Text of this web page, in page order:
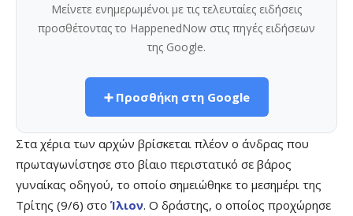
Μείνετε ενημερωμένοι με τις τελευταίες ειδήσεις
προσθέτοντας το HappenedNow στις πηγές ειδήσεων
της Google.
➕ Προσθήκη στη Google
Στα χέρια των αρχών βρίσκεται πλέον ο άνδρας που
πρωταγωνίστησε στο βίαιο περιστατικό σε βάρος
γυναίκας οδηγού, το οποίο σημειώθηκε το μεσημέρι της
Τρίτης (9/6) στο Ίλιον. Ο δράστης, ο οποίος προχώρησε